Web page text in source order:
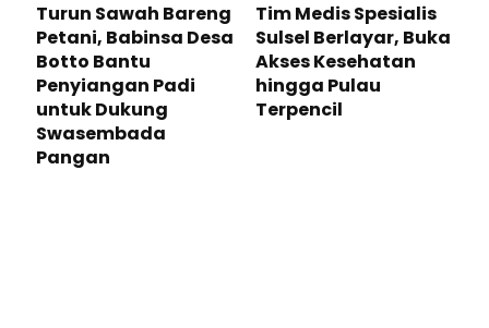
Turun Sawah Bareng
Petani, Babinsa Desa
Botto Bantu
Penyiangan Padi
untuk Dukung
Swasembada
Pangan
Tim Medis Spesialis
Sulsel Berlayar, Buka
Akses Kesehatan
hingga Pulau
Terpencil